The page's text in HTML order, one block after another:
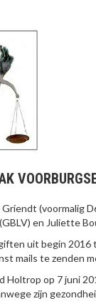
(voormalig
en Juliette
uit begin
mails te zenden
Holtrop op 7 juni
zijn